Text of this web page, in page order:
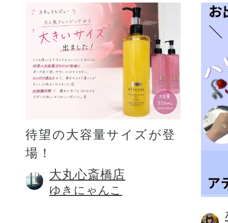
待望の大容量サイズが登
場！
大丸心斎橋店
ゆきにゃんこ